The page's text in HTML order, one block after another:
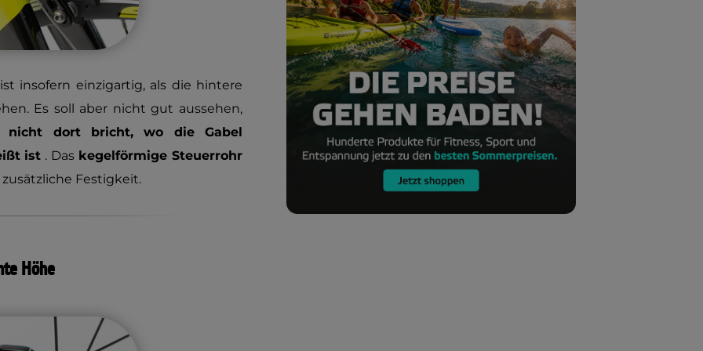
insofern einzigartig, als die hintere
Es soll aber nicht gut aussehen,
nicht dort bricht, wo die Gabel
ist . Das kegelförmige Steuerrohr
Festigkeit.
Höhe